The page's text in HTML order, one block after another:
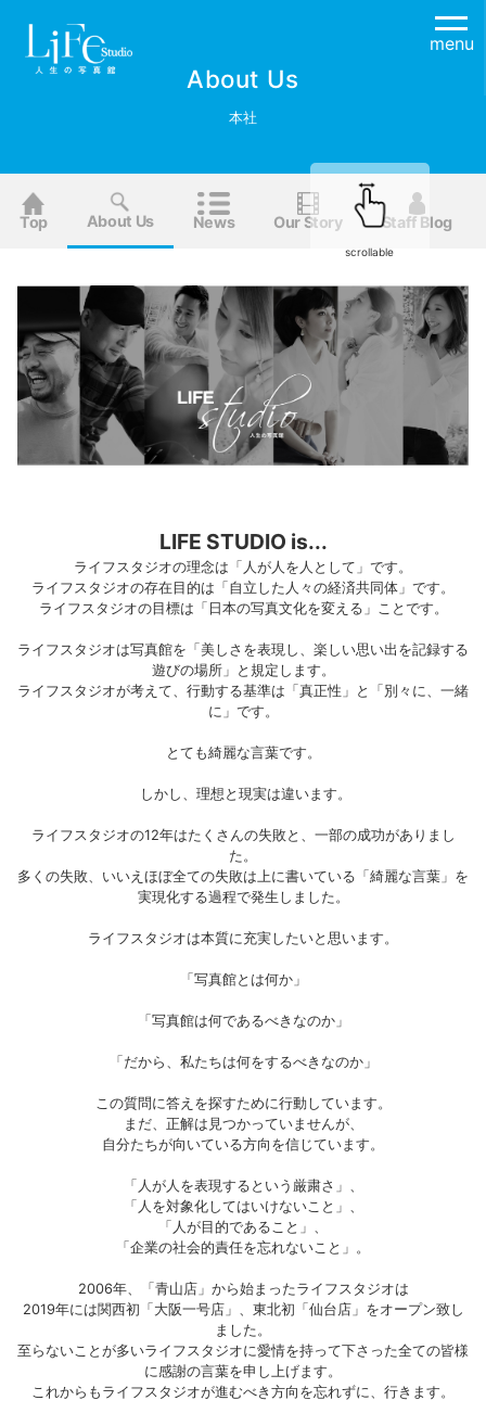
menu
About Us
本社
Top About Us News Our Story Staff Blog
scrollable
LIFE STUDIO is...
ライフスタジオの理念は「人が人を人として」です。
ライフスタジオの存在目的は「自立した人々の経済共同体」です。
ライフスタジオの目標は「日本の写真文化を変える」ことです。
ライフスタジオは写真館を「美しさを表現し、楽しい思い出を記録する
遊びの場所」と規定します。
ライフスタジオが考えて、行動する基準は「真正性」と「別々に、一緒
に」です。
とても綺麗な言葉です。
しかし、理想と現実は違います。
ライフスタジオの12年はたくさんの失敗と、一部の成功がありまし
た。
多くの失敗、いいえほぼ全ての失敗は上に書いている「綺麗な言葉」を
実現化する過程で発生しました。
ライフスタジオは本質に充実したいと思います。
「写真館とは何か」
「写真館は何であるべきなのか」
「だから、私たちは何をするべきなのか」
この質問に答えを探すために行動しています。
まだ、正解は見つかっていませんが、
自分たちが向いている方向を信じています。
「人が人を表現するという厳粛さ」、
「人を対象化してはいけないこと」、
「人が目的であること」、
「企業の社会的責任を忘れないこと」。
2006年、「青山店」から始まったライフスタジオは
2019年には関西初「大阪一号店」、東北初「仙台店」をオープン致し
ました。
至らないことが多いライフスタジオに愛情を持って下さった全ての皆様
に感謝の言葉を申し上げます。
これからもライフスタジオが進むべき方向を忘れずに、行きます。